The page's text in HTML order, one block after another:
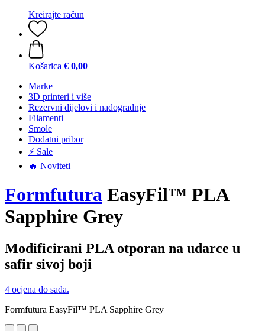
Kreirajte račun
Košarica € 0,00
Marke
3D printeri i više
Rezervni dijelovi i nadogradnje
Filamenti
Smole
Dodatni pribor
⚡ Sale
🔥 Noviteti
Formfutura EasyFil™ PLA
Sapphire Grey
Modificirani PLA otporan na udarce u
safir sivoj boji
4 ocjena do sada.
Formfutura EasyFil™ PLA Sapphire Grey